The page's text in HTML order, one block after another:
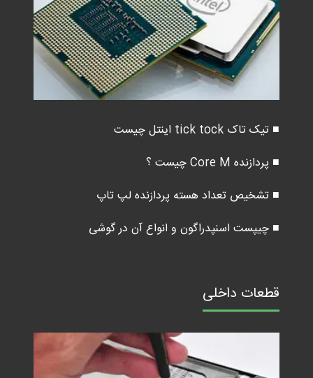
■ تیک تاک tick tock اینتل چیست
■ پردازنده Core M چیست ؟
■ تشخیص تعداد هسته پردازنده لپ تاپ
■ چیپست اسنپدراگون و انواع آن در گوشی
قطعات داخلی